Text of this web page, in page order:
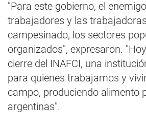
"Para este gobierno, el
trabajadores y las
campesinado, los sectores
organizados", expresaron.
cierre del INAFCI, una
para quienes trabajamos y
campo, produciendo alimento
argentinas".